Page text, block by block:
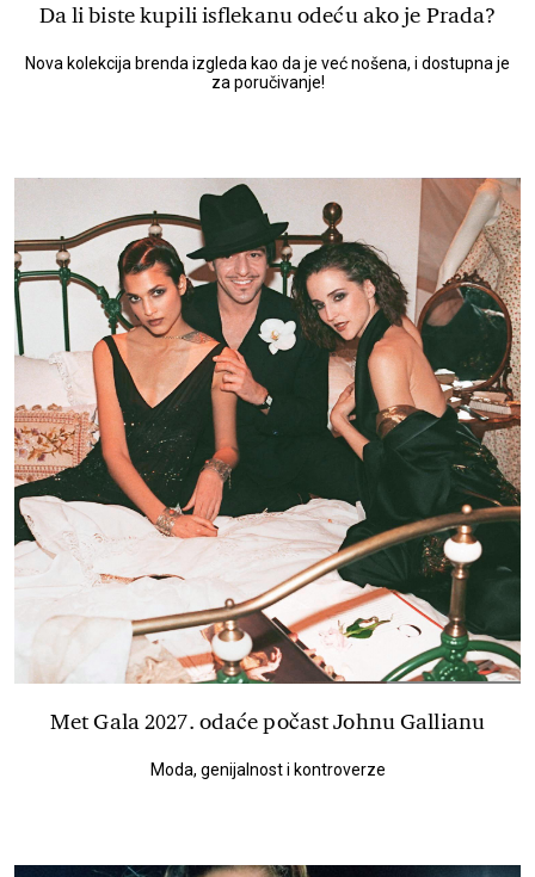
Da li biste kupili isflekanu odeću ako je Prada?
Nova kolekcija brenda izgleda kao da je već nošena, i dostupna je
za poručivanje!
Met Gala 2027. odaće počast Johnu Gallianu
Moda, genijalnost i kontroverze